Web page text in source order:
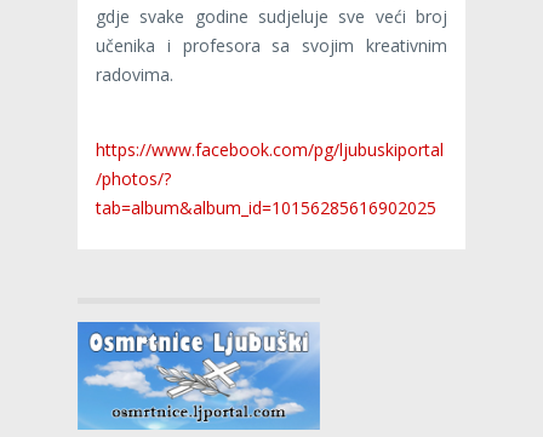
gdje svake godine sudjeluje sve veći broj
učenika i profesora sa svojim kreativnim
radovima.
https://www.facebook.com/pg/ljubuskiportal
/photos/?
tab=album&album_id=10156285616902025